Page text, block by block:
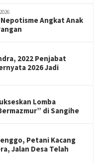
Angkat Anak
2022 Penjabat
2026 Jadi
Lomba
di Sangihe
Petani Kacang
Jalan Desa Telah